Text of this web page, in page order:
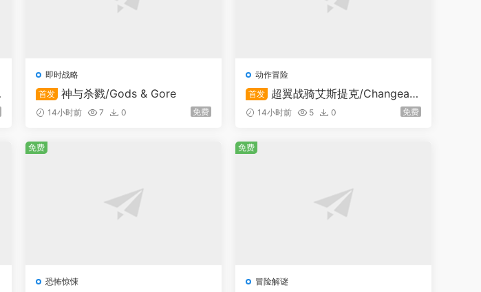
即时战略
首发 神与杀戮/Gods & Gore
14小时前 7 0 免费
动作冒险
首发
超翼战骑艾斯提克/Changeabl
e Guardian ESTIQUE
14小时前 5 0 免费
恐怖惊悚
免费
冒险解谜
免费